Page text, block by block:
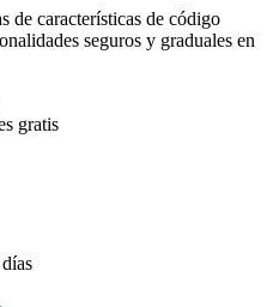
de características de código
seguros y graduales en
gratis